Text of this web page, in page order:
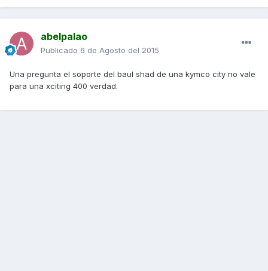
abelpalao
Publicado 6 de Agosto del 2015
Una pregunta el soporte del baul shad de una kymco city no vale
para una xciting 400 verdad.